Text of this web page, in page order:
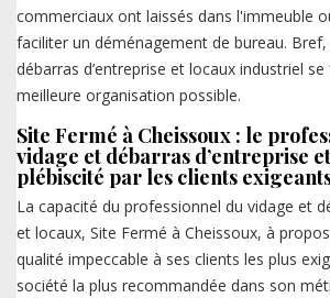
commerciaux ont laissés dans l'immeuble
faciliter un déménagement de bureau.
débarras d’entreprise et locaux industriel
meilleure organisation possible.
Site Fermé à Cheissoux : le
vidage et débarras d’entreprise
plébiscité par les clients
La capacité du professionnel du vidage et
et locaux, Site Fermé à Cheissoux, à
qualité impeccable à ses clients les plus
société la plus recommandée dans son